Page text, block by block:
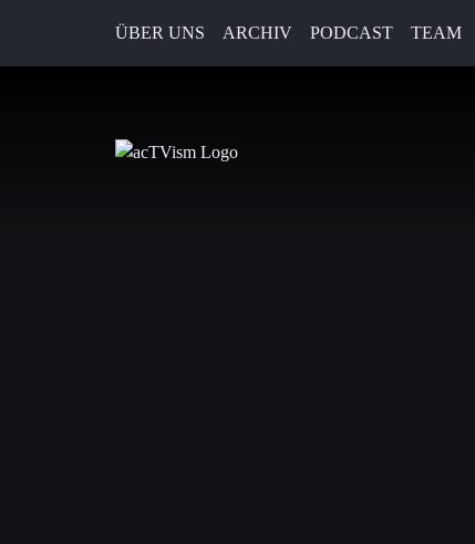
ÜBER UNS ARCHIV PODCAST TEAM